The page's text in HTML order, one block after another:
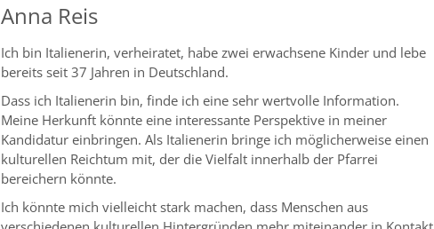
Anna Reis
Ich bin Italienerin, verheiratet, habe zwei erwachsene Kinder und lebe
bereits seit 37 Jahren in Deutschland.
Dass ich Italienerin bin, finde ich eine sehr wertvolle Information.
Meine Herkunft könnte eine interessante Perspektive in meiner
Kandidatur einbringen. Als Italienerin bringe ich möglicherweise einen
kulturellen Reichtum mit, der die Vielfalt innerhalb der Pfarrei
bereichern könnte.
Ich könnte mich vielleicht stark machen, dass Menschen aus